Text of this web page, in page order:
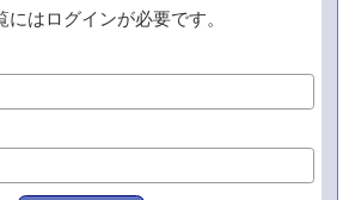
にはログインが必要です。